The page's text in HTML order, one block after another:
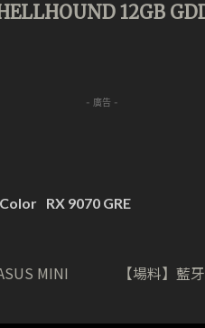
12GB
- 廣告 -
RX 9070 GRE
MINI
【場料】藍